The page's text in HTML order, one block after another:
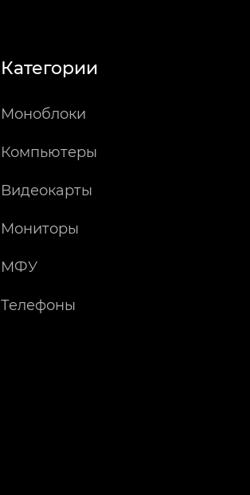
Категории
Моноблоки
Компьютеры
Видеокарты
Мониторы
МФУ
Телефоны